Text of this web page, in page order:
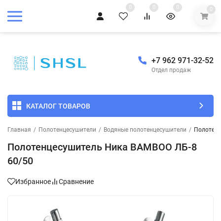
0 0 0 0
+7 962 971-32-52
Отдел продаж
КАТАЛОГ ТОВАРОВ
Главная / Полотенцесушители / Водяные полотенцесушители /
Полотенцесушитель Ника BAMBOO ЛБ-8
60/50
Избранное Сравнение